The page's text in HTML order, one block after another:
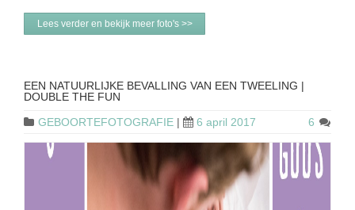
Lees verder en bekijk meer foto's >>
EEN NATUURLIJKE BEVALLING VAN EEN TWEELING |
DOUBLE THE FUN
GEBOORTEFOTOGRAFIE | 6 april 2017 6